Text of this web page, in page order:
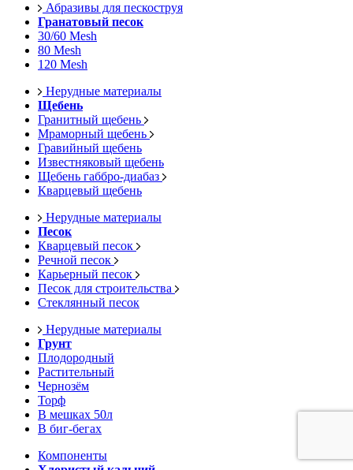
Абразивы для пескоструя
Гранатовый песок
30/60 Mesh
80 Mesh
120 Mesh
Нерудные материалы
Щебень
Гранитный щебень
Мраморный щебень
Гравийный щебень
Известняковый щебень
Щебень габбро-диабаз
Кварцевый щебень
Нерудные материалы
Песок
Кварцевый песок
Речной песок
Карьерный песок
Песок для строительства
Стеклянный песок
Нерудные материалы
Грунт
Плодородный
Растительный
Чернозём
Торф
В мешках 50л
В биг-бегах
Компоненты